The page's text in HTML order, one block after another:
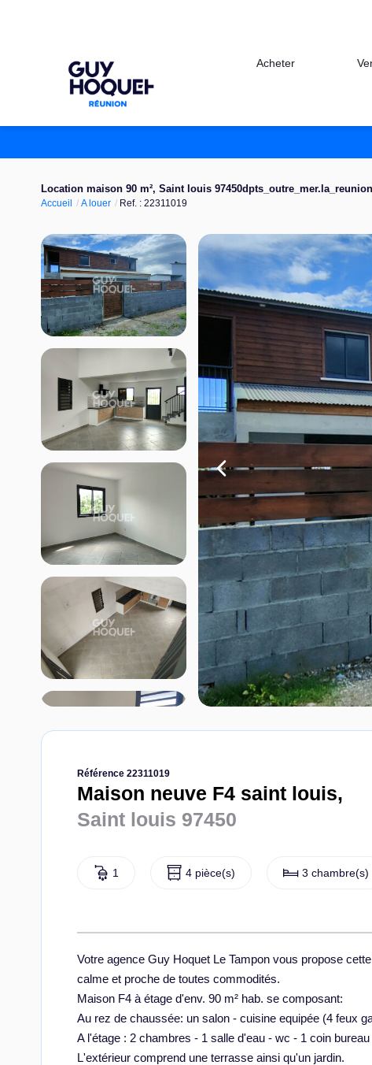
Acheter
Location maison 90 m², Saint louis 97450dpts_outre_mer.la_reunion
Accueil A louer Ref. : 22311019
Référence 22311019
Maison neuve F4 saint louis,
Saint louis 97450
1 4 pièce(s) 3 chambre(s)
Votre agence Guy Hoquet Le Tampon vous propose
calme et proche de toutes commodités.
Maison F4 à étage d'env. 90 m² hab. se composant:
Au rez de chaussée: un salon - cuisine equipée (4 feux
A l'étage : 2 chambres - 1 salle d'eau - wc - 1 coin bureau
L'extérieur comprend une terrasse ainsi qu'un jardin.